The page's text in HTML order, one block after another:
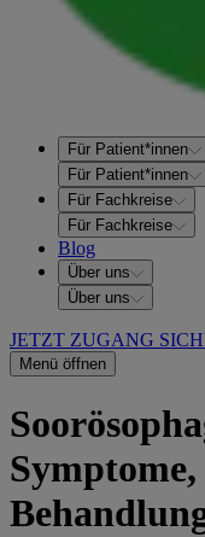
Für Patient*innen
Für Patient*innen
Für Fachkreise
Für Fachkreise
Blog
Über uns
Über uns
JETZT ZUGANG
Menü öffnen